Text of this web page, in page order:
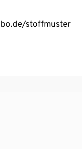
stoffmuster